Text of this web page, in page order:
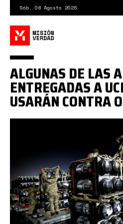
contenido
principal
Sáb. 08 Agosto 2026
ALGUNAS DE LAS
ENTREGADAS A
USARÁN CONTRA